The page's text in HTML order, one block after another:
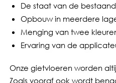
De staat van de
Opbouw in meerdere
Menging van twee
Ervaring van de
Onze gietvloeren worden
Zoals vooraf ook wordt